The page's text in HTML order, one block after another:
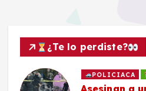
¿Te lo perdiste?
en